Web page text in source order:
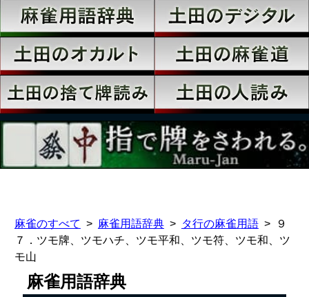
麻雀のすべて 麻雀用語辞典 タ行の麻雀用語
９
７．ツモ牌、ツモハチ、ツモ平和、ツモ符、ツモ和、ツ
モ山
麻雀用語辞典